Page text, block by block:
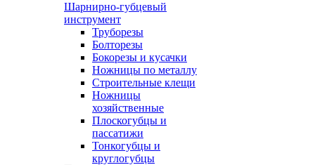
Шарнирно-губцевый
инструмент
Труборезы
Болторезы
Бокорезы и кусачки
Ножницы по металлу
Строительные клещи
Ножницы
хозяйственные
Плоскогубцы и
пассатижи
Тонкогубцы и
круглогубцы